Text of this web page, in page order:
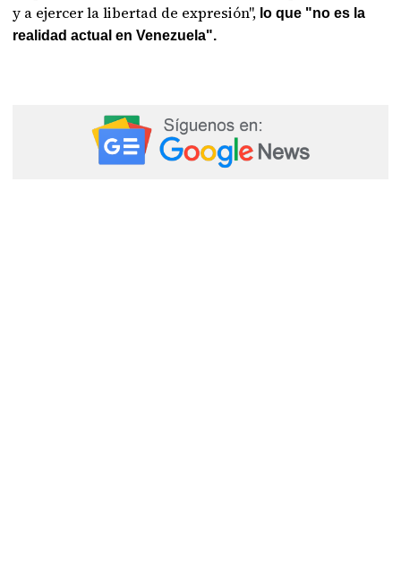
y a ejercer la libertad de expresión", lo que "no es la
realidad actual en Venezuela".